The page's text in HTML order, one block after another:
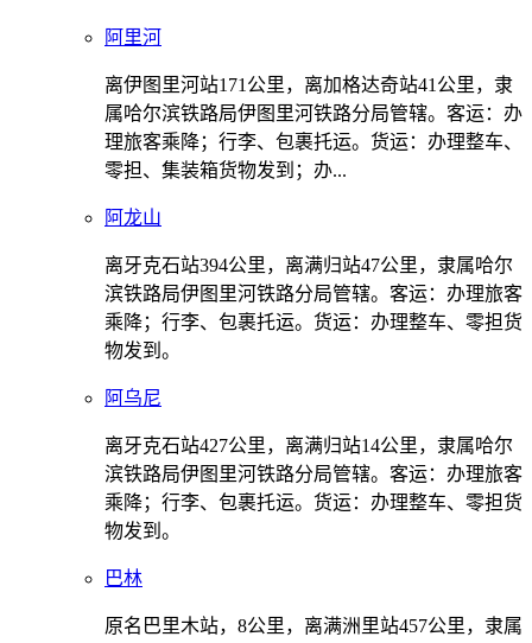
阿里河
离伊图里河站171公里，离加格达奇站41公里，隶
属哈尔滨铁路局伊图里河铁路分局管辖。客运：办
理旅客乘降；行李、包裹托运。货运：办理整车、
零担、集装箱货物发到；办...
阿龙山
离牙克石站394公里，离满归站47公里，隶属哈尔
滨铁路局伊图里河铁路分局管辖。客运：办理旅客
乘降；行李、包裹托运。货运：办理整车、零担货
物发到。
阿乌尼
离牙克石站427公里，离满归站14公里，隶属哈尔
滨铁路局伊图里河铁路分局管辖。客运：办理旅客
乘降；行李、包裹托运。货运：办理整车、零担货
物发到。
巴林
原名巴里木站，8公里，离满洲里站457公里，隶属